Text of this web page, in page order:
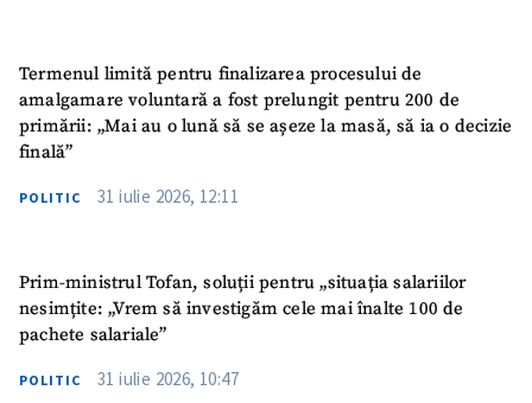
Termenul limită pentru finalizarea procesului de
amalgamare voluntară a fost prelungit pentru 200 de
primării: „Mai au o lună să se așeze la masă, să ia o decizie
finală”
POLITIC 31 iulie 2026, 12:11
Prim-ministrul Tofan, soluții pentru „situația salariilor
nesimțite: „Vrem să investigăm cele mai înalte 100 de
pachete salariale”
POLITIC 31 iulie 2026, 10:47